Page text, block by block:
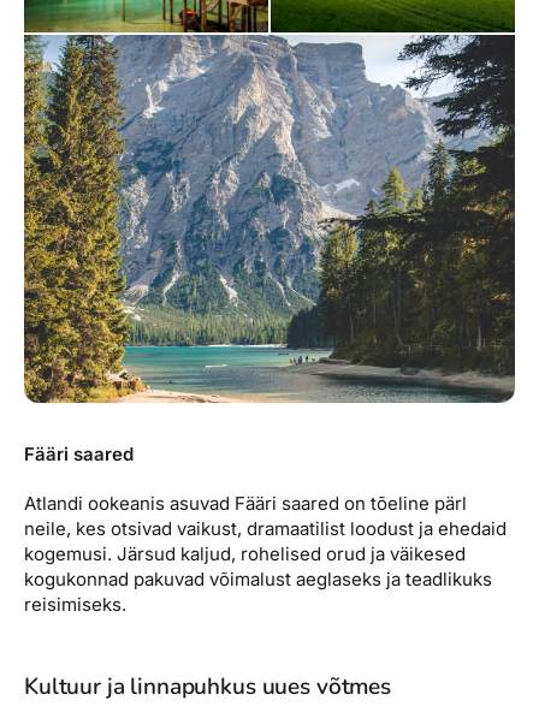
Fääri saared
Atlandi ookeanis asuvad Fääri saared on tõeline pärl
neile, kes otsivad vaikust, dramaatilist loodust ja ehedaid
kogemusi. Järsud kaljud, rohelised orud ja väikesed
kogukonnad pakuvad võimalust aeglaseks ja teadlikuks
reisimiseks.
Kultuur ja linnapuhkus uues võtmes